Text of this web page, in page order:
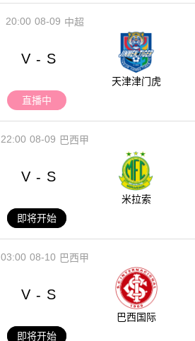
08-09
20:00 中超
V - S
天津津门虎
直播中
08-09
22:00 巴西甲
V - S
米拉索
即将开始
08-10
03:00 巴西甲
V - S
巴西国际
即将开始